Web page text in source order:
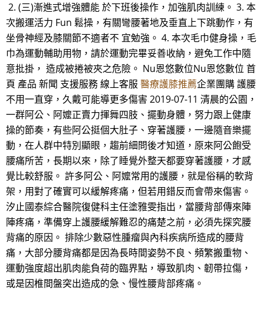
2. (三)漸進式增強體能 於下班後操作，加強肌肉訓練。 3. 本
次搬運活力 Fun 鬆操，有關彎腰著地及垂直上下跳動作，有
坐骨神經及膝關節不適者不 宜勉強。 4. 本次毛巾健身操，毛
巾為運動輔助用物，請於運動完畢妥善收納，避免工作中隨
意批掛， 造成被捲被夾之危險。 Nu恩悠數位Nu恩悠數位 首
頁 產品 新聞 支援服務 線上客服 醫療護膝推薦企業團購 護腰
不用一直穿，久戴可能導更多傷害 2019-07-11 清晨的公園，
一群阿公、阿嬤正賣力揮舞四肢、擺動身體，努力跟上健康
操的節奏，有些阿公挺個大肚子、穿著護腰，一邊隨音樂擺
動，在人群中特別顯眼，趨前細問後才知道，原來阿公飽受
腰痛所苦，長期以來，除了睡覺外整天都要穿著護腰，才感
覺比較舒服。 許多阿公、阿嬤常用的護腰，就是俗稱的軟背
架，用對了確實可以緩解疼痛，但若用錯反而會帶來傷害。
汐止國泰綜合醫院復健科主任塗雅雯指出，當腰背部傳來陣
陣疼痛，準備穿上護腰緩解難忍的痛楚之前，必須先探究腰
背痛的原因。 排除少數惡性腫瘤與內科疾病所造成的腰背
痛，大部分腰背痛都是因為長時間姿勢不良、頻繁搬重物、
運動強度超出肌肉能負荷的臨界點，導致肌肉、韌帶拉傷，
或是因椎間盤突出造成的急、慢性腰背部疼痛。